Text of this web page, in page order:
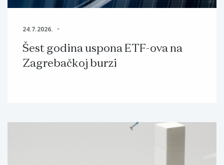
24.7.2026.
Šest godina uspona ETF-ova na
Zagrebačkoj burzi